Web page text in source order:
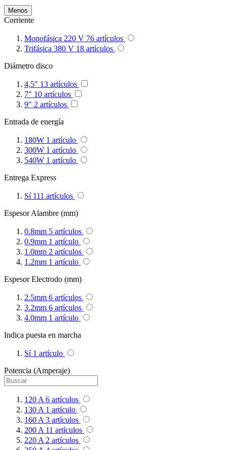
Menos
Corriente
Monofásica 220 V 76 artículos
Trifásica 380 V 18 artículos
Diámetro disco
4,5" 13 artículos
7" 10 artículos
9" 2 artículos
Entrada de energía
180W 1 artículo
300W 1 artículo
540W 1 artículo
Entrega Express
Sí 111 artículos
Espesor Alambre (mm)
0.8mm 5 artículos
0.9mm 1 artículo
1.0mm 2 artículos
1.2mm 1 artículo
Espesor Electrodo (mm)
2.5mm 6 artículos
3.2mm 6 artículos
4.0mm 1 artículo
Indica puesta en marcha
Sí 1 artículo
Potencia (Amperaje)
120 A 6 artículos
130 A 1 artículo
160 A 3 artículos
200 A 11 artículos
220 A 2 artículos